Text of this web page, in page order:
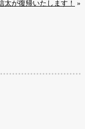
太が復帰いたします！
»